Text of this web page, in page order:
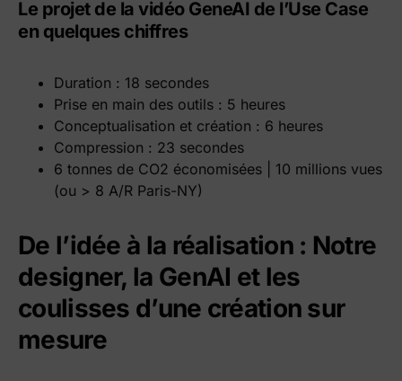
Le projet de la vidéo GeneAI de l’Use Case
en quelques chiffres
Duration : 18 secondes
Prise en main des outils : 5 heures
Conceptualisation et création : 6 heures
Compression : 23 secondes
6 tonnes de CO2 économisées | 10 millions vues
(ou > 8 A/R Paris-NY)
De l’idée à la réalisation : Notre
designer, la GenAI et les
coulisses d’une création sur
mesure